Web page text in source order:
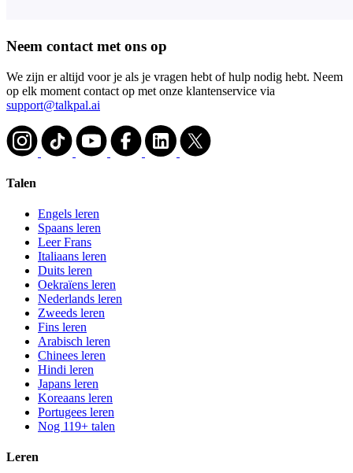
Neem contact met ons op
We zijn er altijd voor je als je vragen hebt of hulp nodig hebt. Neem
op elk moment contact op met onze klantenservice via
support@talkpal.ai
Talen
Engels leren
Spaans leren
Leer Frans
Italiaans leren
Duits leren
Oekraïens leren
Nederlands leren
Zweeds leren
Fins leren
Arabisch leren
Chinees leren
Hindi leren
Japans leren
Koreaans leren
Portugees leren
Nog 119+ talen
Leren